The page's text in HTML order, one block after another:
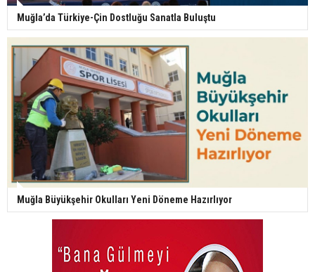
Muğla’da Türkiye-Çin Dostluğu Sanatla Buluştu
Muğla Büyükşehir Okulları Yeni Döneme Hazırlıyor